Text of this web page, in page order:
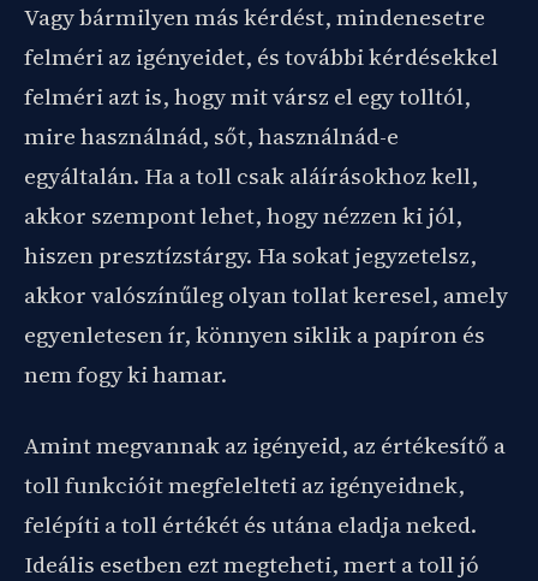
Vagy bármilyen más kérdést, mindenesetre
felméri az igényeidet, és további kérdésekkel
felméri azt is, hogy mit vársz el egy tolltól,
mire használnád, sőt, használnád-e
egyáltalán. Ha a toll csak aláírásokhoz kell,
akkor szempont lehet, hogy nézzen ki jól,
hiszen presztízstárgy. Ha sokat jegyzetelsz,
akkor valószínűleg olyan tollat keresel, amely
egyenletesen ír, könnyen siklik a papíron és
nem fogy ki hamar.
Amint megvannak az igényeid, az értékesítő a
toll funkcióit megfelelteti az igényeidnek,
felépíti a toll értékét és utána eladja neked.
Ideális esetben ezt megteheti, mert a toll jó